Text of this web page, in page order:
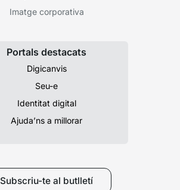
Imatge corporativa
Portals destacats
Digicanvis
Seu-e
Identitat digital
Ajuda’ns a millorar
Subscriu-te al butlletí